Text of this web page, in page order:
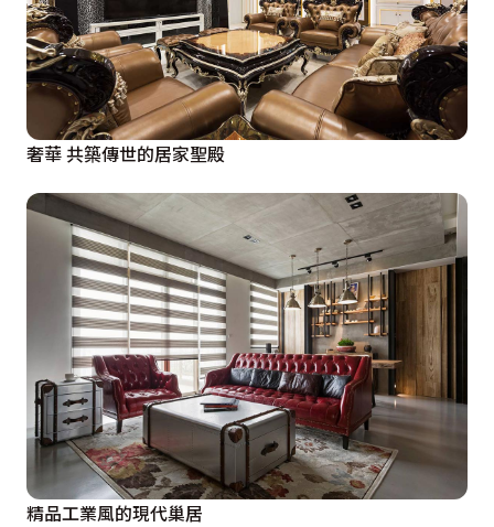
奢華 共築傳世的居家聖殿
精品工業風的現代巢居